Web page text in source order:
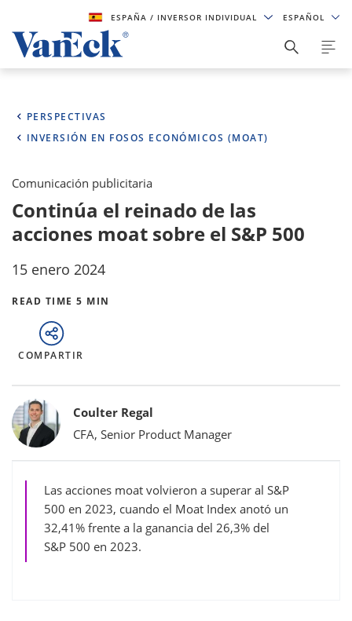
ESPAÑA/ INVERSOR INDIVIDUAL ESPAÑOL
PERSPECTIVAS
INVERSIÓN EN FOSOS ECONÓMICOS (MOAT)
Comunicación publicitaria
Continúa el reinado de las
acciones moat sobre el S&P 500
15 enero 2024
READ TIME 5 MIN
COMPARTIR
Bylines
Coulter Regal
CFA, Senior Product Manager
Las acciones moat volvieron a superar al S&P
500 en 2023, cuando el Moat Index anotó un
32,41% frente a la ganancia del 26,3% del
S&P 500 en 2023.